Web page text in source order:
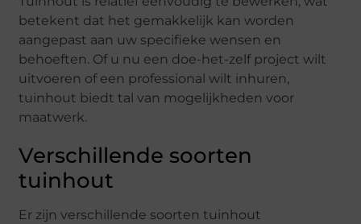
betekent dat het gemakkelijk kan worden
aangepast aan uw specifieke wensen en
behoeften. Of u nu een doe-het-zelf project wilt
uitvoeren of een professional wilt inhuren,
tuinhout biedt tal van mogelijkheden voor
maatwerk.
Verschillende soorten
tuinhout
Er zijn verschillende soorten tuinhout